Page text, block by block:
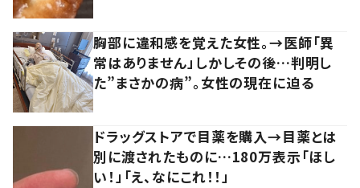
胸部に違和感を覚えた女性。→医師「異
常はありません」しかしその後…判明し
た”まさかの病”。女性の現在に迫る
ドラッグストアで目薬を購入→目薬とは
別に渡されたものに…180万表示「ほし
い！」「え、なにこれ！！」